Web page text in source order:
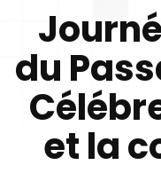
du
et la